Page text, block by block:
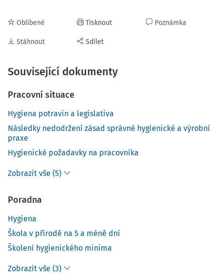
Oblíbené
Stáhnout
Tisknout
Sdílet
Poznámka
Související dokumenty
Pracovní situace
Hygiena potravin a legislativa
Následky nedodržení zásad správné hygienické a výrobní
praxe
Hygienické požadavky na pracovníka
Zobrazit vše (5)
Poradna
Hygiena
Škola v přírodě na 5 a méně dní
Školení hygienického minima
Zobrazit vše (3)